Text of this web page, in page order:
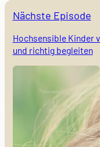
Nächste Episode
Hochsensible Kinder
und richtig begleiten